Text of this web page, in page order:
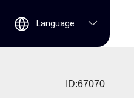
Language
ID:67070